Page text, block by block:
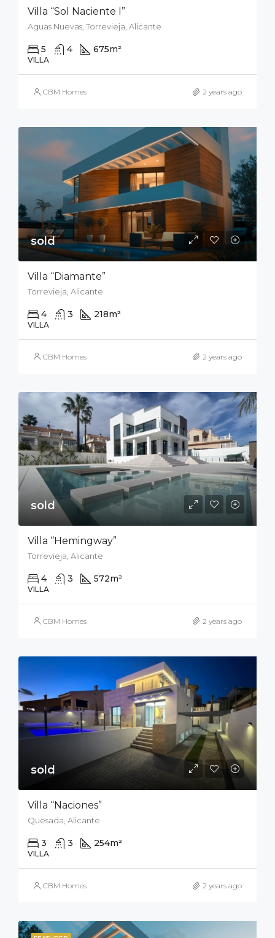
Villa “Sol Naciente I”
Aguas Nuevas, Torrevieja, Alicante
5 4 675m²
VILLA
CBM Homes 2 years ago
sold
Villa “Diamante”
Torrevieja, Alicante
4 3 218m²
VILLA
CBM Homes 2 years ago
sold
Villa “Hemingway”
Torrevieja, Alicante
4 3 572m²
VILLA
CBM Homes 2 years ago
sold
Villa “Naciones”
Quesada, Alicante
3 3 254m²
VILLA
CBM Homes 2 years ago